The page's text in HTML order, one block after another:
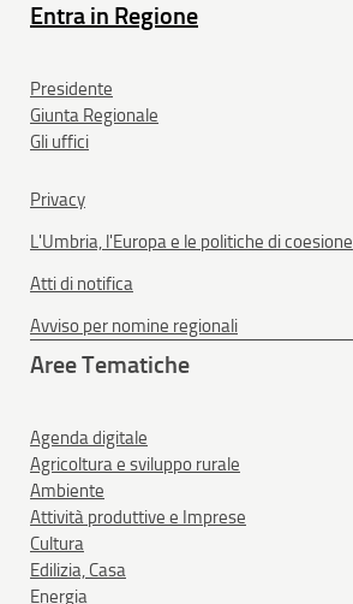
Entra in Regione
Presidente
Giunta Regionale
Gli uffici
Privacy
L'Umbria, l'Europa e le politiche di coesione
Atti di notifica
Avviso per nomine regionali
Aree Tematiche
Agenda digitale
Agricoltura e sviluppo rurale
Ambiente
Attività produttive e Imprese
Cultura
Edilizia, Casa
Energia